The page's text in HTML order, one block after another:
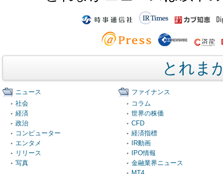
とれま
ニュース
社会
経済
政治
コンピューター
エンタメ
リリース
写真
ファイナンス
コラム
世界の株価
CFD
経済指標
IR動画
IPO情報
金融業界ニュース